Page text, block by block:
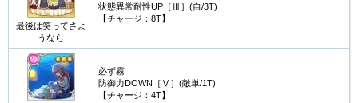
最後は笑ってさよ
うなら
状態異常耐性UP［Ⅲ］(自/3T)
【チャージ：8T】
必ず霧
防御力DOWN［Ⅴ］(敵単/1T)
【チャージ：4T】